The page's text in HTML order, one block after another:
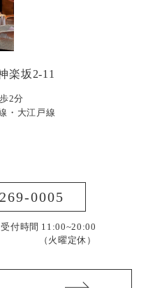
楽坂2-11
2分
・大江戸線
0005
付時間 11:00~20:00
（火曜定休）